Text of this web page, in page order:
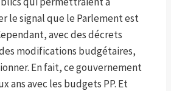
le signal que le Parlement est
avec des décrets
modifications budgétaires,
En fait, ce gouvernement
ans avec les budgets PP. Et